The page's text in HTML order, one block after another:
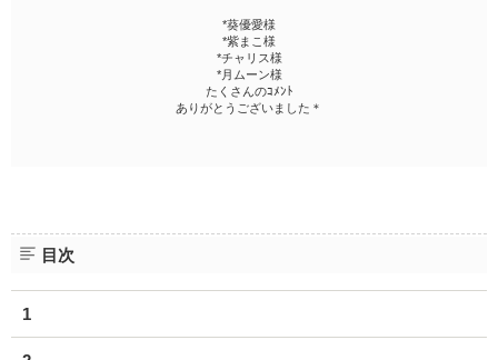
*葵優愛様
*紫まこ様
*チャリス様
*月ムーン様
たくさんのｺﾒﾝﾄ
ありがとうございました＊
目次
1